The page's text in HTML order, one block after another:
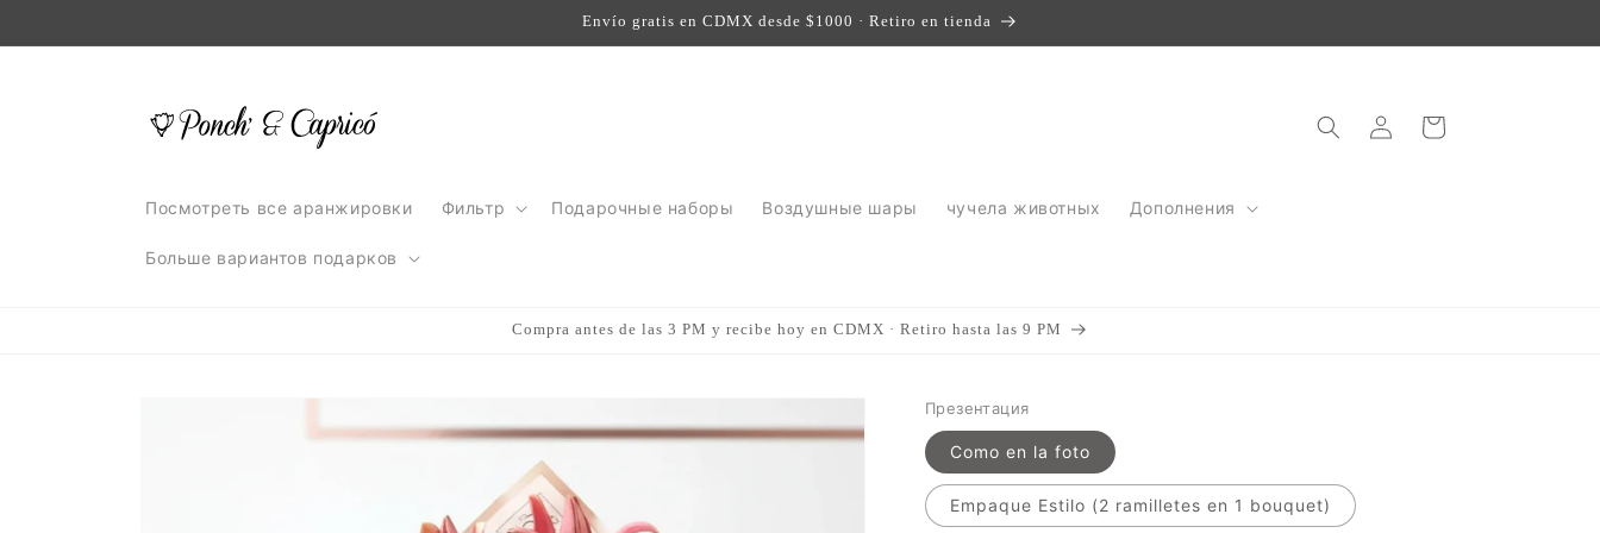
контенту
Envío gratis en CDMX desde $1000 · Retiro en tienda
Посмотреть все аранжировки Фильтр Подарочные наборы Воздушные шары чучела животных Дополнения
Больше вариантов подарков
Войти Корзина
Compra antes de las 3 PM y recibe hoy en CDMX · Retiro hasta las 9 PM
Презентация
Como en la foto
Empaque Estilo (2 ramilletes en 1 bouquet)